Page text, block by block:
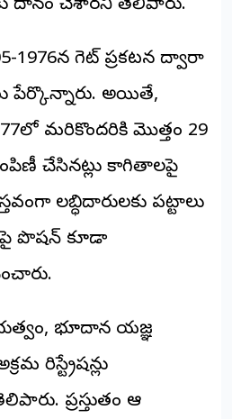
దానం చేశారని తెలిపారు.
1976న గెజిట్ ప్రకటన ద్వారా
పేర్కొన్నారు. అయితే,
మరికొందరికి మొత్తం 29
చేసినట్లు కాగితాలపై
లబ్ధిదారులకు పట్టాలు
పొజిషన్ కూడా
భూదాన యజ్ఞ
రిజిస్ట్రేషన్లు
ప్రస్తుతం ఆ